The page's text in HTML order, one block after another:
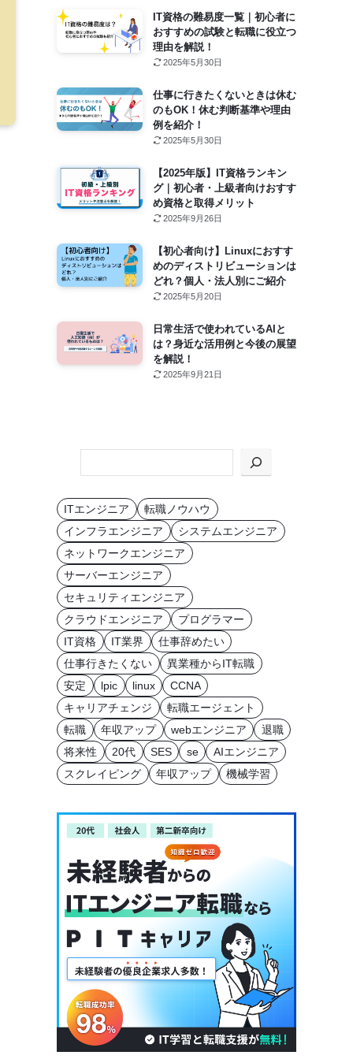
IT資格の難易度一覧｜初心者に
おすすめの試験と転職に役立つ
理由を解説！
2025年5月30日
仕事に行きたくないときは休む
のもOK！休む判断基準や理由
例を紹介！
2025年5月30日
【2025年版】IT資格ランキン
グ｜初心者・上級者向けおすす
め資格と取得メリット
2025年9月26日
【初心者向け】Linuxにおすす
めのディストリビューションは
どれ？個人・法人別にご紹介
2025年5月20日
日常生活で使われているAIと
は？身近な活用例と今後の展望
を解説！
2025年9月21日
ら
探
す
ITエンジニア
転職ノウハウ
インフラエンジニア
システムエンジニア
ネットワークエンジニア
サーバーエンジニア
セキュリティエンジニア
クラウドエンジニア
プログラマー
IT資格
IT業界
仕事辞めたい
仕事行きたくない
異業種からIT転職
安定
lpic linux
CCNA
キャリアチェンジ
転職エージェント
転職
年収アップ webエンジニア
退職
将来性
20代 SES se
AIエンジニア
スクレイピング
年収アップ 機械学習